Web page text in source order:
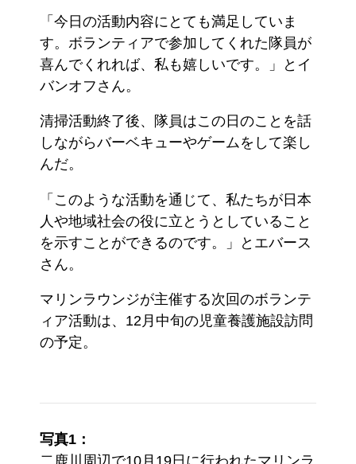
「今日の活動内容にとても満足していま
す。ボランティアで参加してくれた隊員が
喜んでくれれば、私も嬉しいです。」とイ
バンオフさん。
清掃活動終了後、隊員はこの日のことを話
しながらバーベキューやゲームをして楽し
んだ。
「このような活動を通じて、私たちが日本
人や地域社会の役に立とうとしていること
を示すことができるのです。」とエバース
さん。
マリンラウンジが主催する次回のボランテ
ィア活動は、12月中旬の児童養護施設訪問
の予定。
写真1：
二鹿川周辺で10月19日に行われたマリンラ